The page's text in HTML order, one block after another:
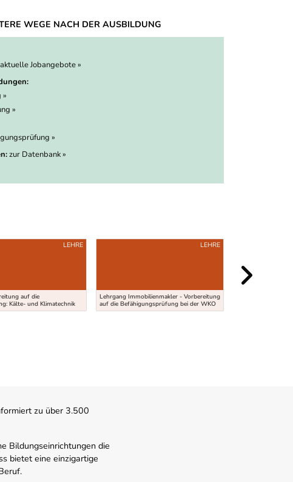
WEGE NACH DER AUSBILDUNG
aktuelle Jobangebote »
»
»
zur Datenbank »
auf die
Kälte- und Klimatechnik
LEHRE
Lehrgang Immobilienmakler - Vorbereitung
auf die Befähigungsprüfung bei der WKO
LEHRE
zu über 3.500
Bildungseinrichtungen die
bietet eine einzigartige